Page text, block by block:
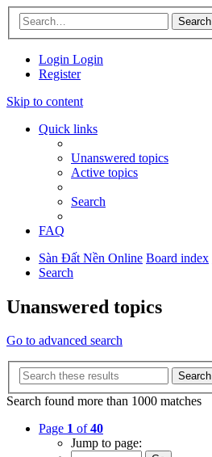
Search
Login Login
Register
Skip to content
Quick links
Unanswered topics
Active topics
Search
FAQ
Sàn Đất Nền Online Board index
Search
Unanswered topics
Go to advanced search
Search
Search found more than 1000 matches
Page 1 of40
Jump to page: